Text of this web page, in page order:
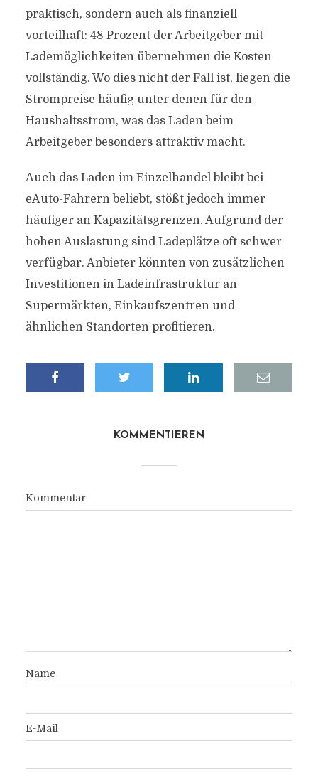
praktisch, sondern auch als finanziell
vorteilhaft: 48 Prozent der Arbeitgeber mit
Lademöglichkeiten übernehmen die Kosten
vollständig. Wo dies nicht der Fall ist, liegen die
Strompreise häufig unter denen für den
Haushaltsstrom, was das Laden beim
Arbeitgeber besonders attraktiv macht.
Auch das Laden im Einzelhandel bleibt bei
eAuto-Fahrern beliebt, stößt jedoch immer
häufiger an Kapazitätsgrenzen. Aufgrund der
hohen Auslastung sind Ladeplätze oft schwer
verfügbar. Anbieter könnten von zusätzlichen
Investitionen in Ladeinfrastruktur an
Supermärkten, Einkaufszentren und
ähnlichen Standorten profitieren.
KOMMENTIEREN
Kommentar
Name
E-Mail